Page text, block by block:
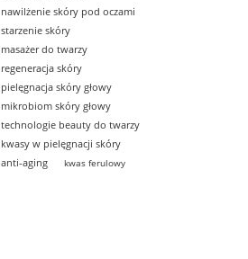
nawilżenie skóry pod oczami
starzenie skóry
masażer do twarzy
regeneracja skóry
pielęgnacja skóry głowy
mikrobiom skóry głowy
technologie beauty do twarzy
kwasy w pielęgnacji skóry
anti-aging
kwas ferulowy